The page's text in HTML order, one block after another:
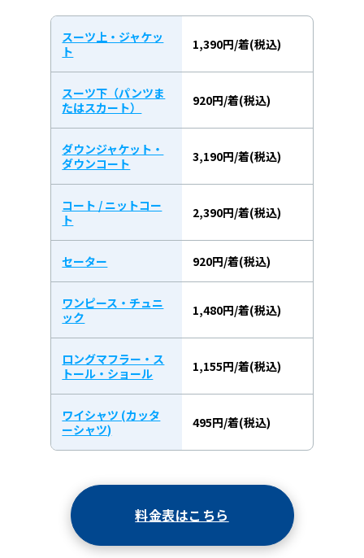
スーツ上・ジャケッ
ト
1,390円/着(税込)
スーツ下（パンツま
たはスカート）
920円/着(税込)
ダウンジャケット・
ダウンコート
3,190円/着(税込)
コート / ニットコー
ト
2,390円/着(税込)
セーター 920円/着(税込)
ワンピース・チュニ
ック
1,480円/着(税込)
ロングマフラー・ス
トール・ショール
1,155円/着(税込)
ワイシャツ (カッタ
ーシャツ)
495円/着(税込)
料金表はこちら